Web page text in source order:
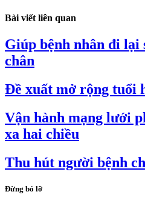
Bài viết liên quan
Giúp bệnh nhân đi lại
chân
Đề xuất mở rộng tuổi
Vận hành mạng lưới
xa hai chiều
Thu hút người bệnh
Đừng bỏ lỡ